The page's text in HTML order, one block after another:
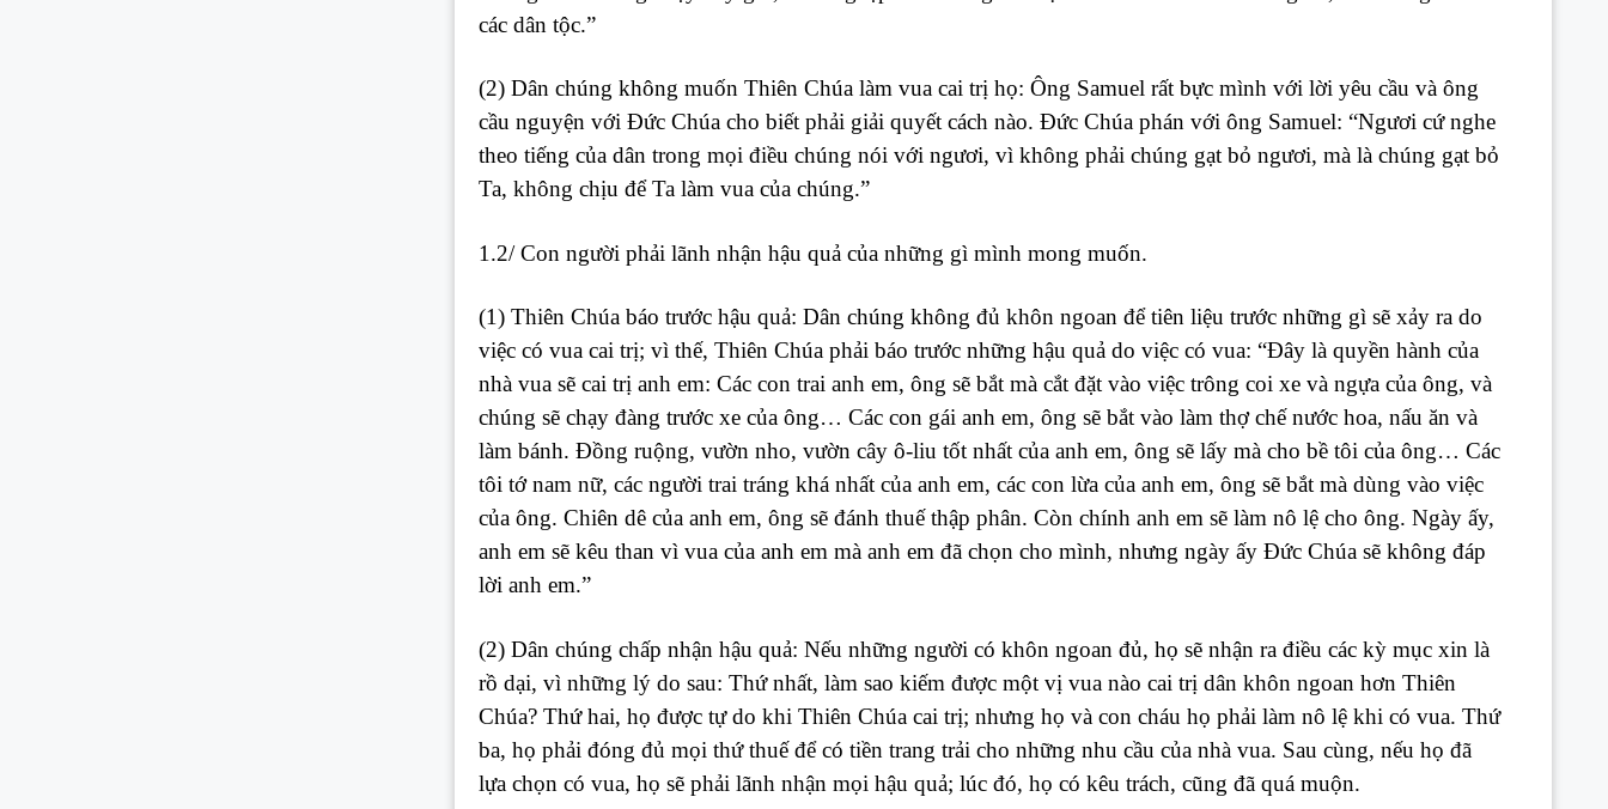
các dân tộc.”
(2) Dân chúng không muốn Thiên Chúa làm vua cai trị họ: Ông Samuel rất bực mình với lời yêu cầu và ông
cầu nguyện với Đức Chúa cho biết phải giải quyết cách nào. Đức Chúa phán với ông Samuel: “Ngươi cứ nghe
theo tiếng của dân trong mọi điều chúng nói với ngươi, vì không phải chúng gạt bỏ ngươi, mà là chúng gạt bỏ
Ta, không chịu để Ta làm vua của chúng.”
1.2/ Con người phải lãnh nhận hậu quả của những gì mình mong muốn.
(1) Thiên Chúa báo trước hậu quả: Dân chúng không đủ khôn ngoan để tiên liệu trước những gì sẽ xảy ra do
việc có vua cai trị; vì thế, Thiên Chúa phải báo trước những hậu quả do việc có vua: “Đây là quyền hành của
nhà vua sẽ cai trị anh em: Các con trai anh em, ông sẽ bắt mà cắt đặt vào việc trông coi xe và ngựa của ông, và
chúng sẽ chạy đàng trước xe của ông… Các con gái anh em, ông sẽ bắt vào làm thợ chế nước hoa, nấu ăn và
làm bánh. Đồng ruộng, vườn nho, vườn cây ô-liu tốt nhất của anh em, ông sẽ lấy mà cho bề tôi của ông… Các
tôi tớ nam nữ, các người trai tráng khá nhất của anh em, các con lừa của anh em, ông sẽ bắt mà dùng vào việc
của ông. Chiên dê của anh em, ông sẽ đánh thuế thập phân. Còn chính anh em sẽ làm nô lệ cho ông. Ngày ấy,
anh em sẽ kêu than vì vua của anh em mà anh em đã chọn cho mình, nhưng ngày ấy Đức Chúa sẽ không đáp
lời anh em.”
(2) Dân chúng chấp nhận hậu quả: Nếu những người có khôn ngoan đủ, họ sẽ nhận ra điều các kỳ mục xin là
rồ dại, vì những lý do sau: Thứ nhất, làm sao kiếm được một vị vua nào cai trị dân khôn ngoan hơn Thiên
Chúa? Thứ hai, họ được tự do khi Thiên Chúa cai trị; nhưng họ và con cháu họ phải làm nô lệ khi có vua. Thứ
ba, họ phải đóng đủ mọi thứ thuế để có tiền trang trải cho những nhu cầu của nhà vua. Sau cùng, nếu họ đã
lựa chọn có vua, họ sẽ phải lãnh nhận mọi hậu quả; lúc đó, họ có kêu trách, cũng đã quá muộn.